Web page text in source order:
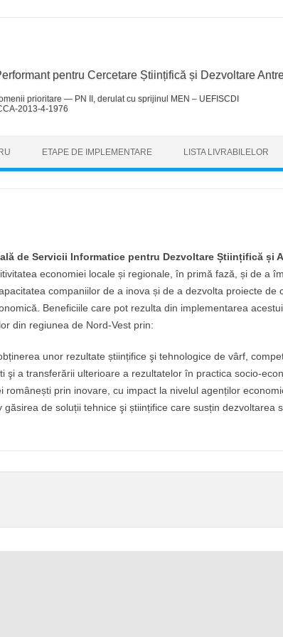
pentru Cercetare Științifică și Dezvoltare
prioritare — PN II, derulat cu sprijinul MEN – UEFISCDI
2013-4-1976
ETAPE DE IMPLEMENTARE LISTA LIVRABILELOR
de Servicii Informatice pentru Dezvoltare Științifică și
economiei locale și regionale, în primă fază, și de a
companiilor de a inova și de a dezvolta proiecte
Beneficiile care pot rezulta din implementarea
din regiunea de Nord-Vest prin:
unor rezultate științifice şi tehnologice de vârf,
şi a transferării ulterioare a rezultatelor în practica socio-
românești prin inovare, cu impact la nivelul agenților
de soluții tehnice şi științifice care susțin dezvoltarea